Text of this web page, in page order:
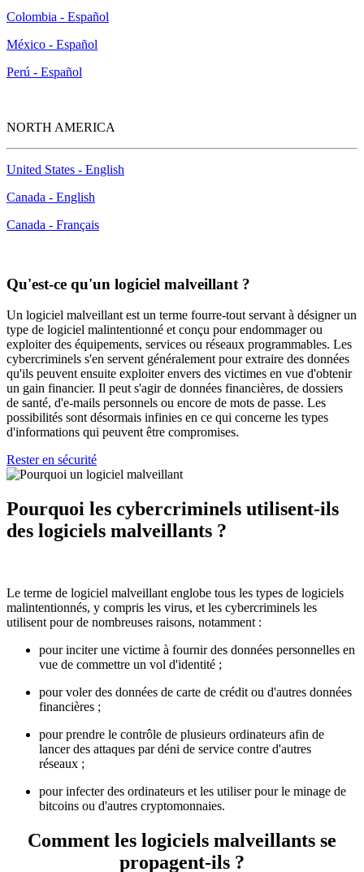
Colombia - Español
México - Español
Perú - Español
NORTH AMERICA
United States - English
Canada - English
Canada - Français
Qu'est-ce qu'un logiciel malveillant ?
Un logiciel malveillant est un terme fourre-tout servant à désigner un
type de logiciel malintentionné et conçu pour endommager ou
exploiter des équipements, services ou réseaux programmables. Les
cybercriminels s'en servent généralement pour extraire des données
qu'ils peuvent ensuite exploiter envers des victimes en vue d'obtenir
un gain financier. Il peut s'agir de données financières, de dossiers
de santé, d'e-mails personnels ou encore de mots de passe. Les
possibilités sont désormais infinies en ce qui concerne les types
d'informations qui peuvent être compromises.
Rester en sécurité
Pourquoi les cybercriminels utilisent-ils
des logiciels malveillants ?
Le terme de logiciel malveillant englobe tous les types de logiciels
malintentionnés, y compris les virus, et les cybercriminels les
utilisent pour de nombreuses raisons, notamment :
pour inciter une victime à fournir des données personnelles en
vue de commettre un vol d'identité ;
pour voler des données de carte de crédit ou d'autres données
financières ;
pour prendre le contrôle de plusieurs ordinateurs afin de
lancer des attaques par déni de service contre d'autres
réseaux ;
pour infecter des ordinateurs et les utiliser pour le minage de
bitcoins ou d'autres cryptomonnaies.
Comment les logiciels malveillants se
propagent-ils ?